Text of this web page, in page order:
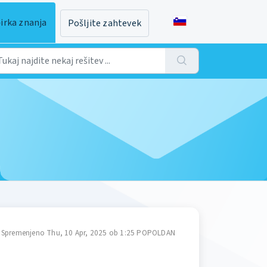
znanja Pošljite zahtevek
Spremenjeno Thu, 10 Apr, 2025 ob 1:25 POPOLDAN